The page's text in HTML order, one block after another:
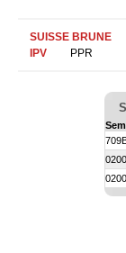
SUISSE BRUNE
IPV
PPR
Sem